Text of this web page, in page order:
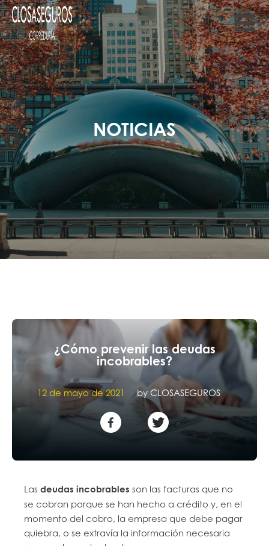
NOTICIAS
¿Cómo prevenir las deudas
incobrables?
12 de mayo de 2021 by CLOSASEGUROS
Lasdeudas incobrables son las facturas que no
se cobran porque se han hecho a crédito y, en el
momento del cobro, la empresa que debe pagar
quiebra, o se extravía la información necesaria